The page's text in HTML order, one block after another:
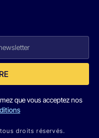
que vous acceptez nos
droits réservés.